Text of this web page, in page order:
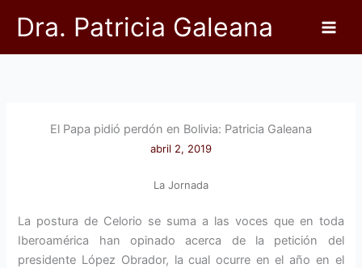
Dra. Patricia Galeana
El Papa pidió perdón en Bolivia: Patricia Galeana
abril 2, 2019
La Jornada
La postura de Celorio se suma a las voces que en toda
Iberoamérica han opinado acerca de la petición del
presidente López Obrador, la cual ocurre en el año en el